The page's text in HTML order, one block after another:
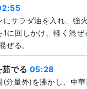
サラダ油を入れ、強火
に回しかけ、軽く混ぜ
ぜる。
でる 05:28
(分量外)を沸かし、中